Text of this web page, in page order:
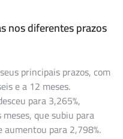
nos diferentes prazos
principais prazos, com
e a 12 meses.
para 3,265%,
que subiu para
aumentou para 2,798%.